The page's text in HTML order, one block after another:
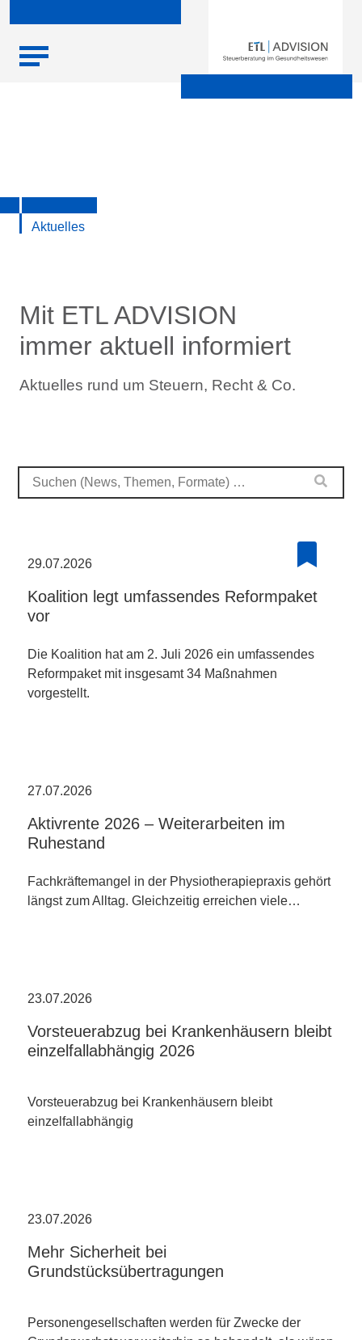
Skip
content
Finanzen
Aktuelles
Mit ETL ADVISION
immer aktuell informiert
Aktuelles rund um Steuern, Recht & Co.
29.07.2026
Koalition legt umfassendes Reformpaket
vor
Die Koalition hat am 2. Juli 2026 ein umfassendes
Reformpaket mit insgesamt 34 Maßnahmen
vorgestellt.
27.07.2026
Aktivrente 2026 – Weiterarbeiten im
Ruhestand
Fachkräftemangel in der Physiotherapiepraxis gehört
längst zum Alltag. Gleichzeitig erreichen viele…
23.07.2026
Vorsteuerabzug bei Krankenhäusern bleibt
einzelfallabhängig 2026
Vorsteuerabzug bei Krankenhäusern bleibt
einzelfallabhängig
23.07.2026
Mehr Sicherheit bei
Grundstücksübertragungen
Personengesellschaften werden für Zwecke der